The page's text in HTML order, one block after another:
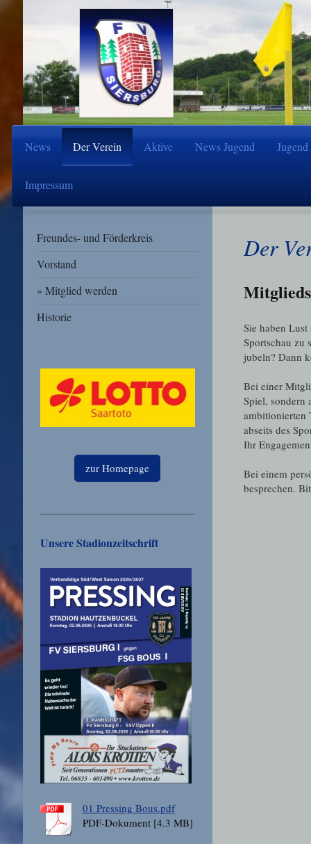
News Der Verein Aktive News Jugend Jugend
Impressum
Der
Sie haben
Sportschau zu
jubeln? Dann
Bei einer
Spiel, sondern
ambitionierten
abseits des
Ihr
Bei einem
besprechen.
Freundes- und Förderkreis
Vorstand
Mitglied werden
Historie
zur Homepage
Unsere Stadionzeitschrift
01 Pressing Bous.pdf
PDF-Dokument [4.3 MB]